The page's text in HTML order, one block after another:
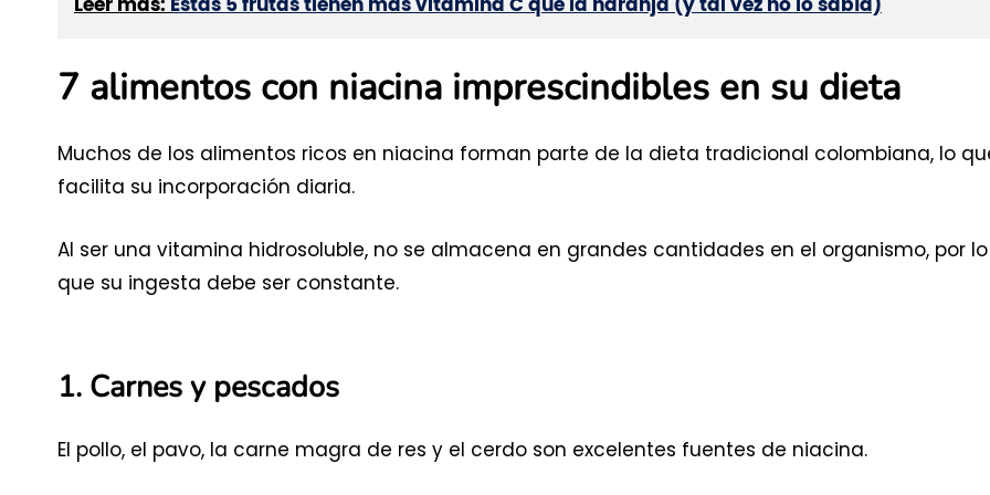
Leer más: Estas 5 frutas tienen más vitamina C que la naranja (y tal vez no lo sabía)
7 alimentos con niacina imprescindibles en su dieta
Muchos de los alimentos ricos en niacina forman parte de la dieta tradicional colombiana, lo
facilita su incorporación diaria.
Al ser una vitamina hidrosoluble, no se almacena en grandes cantidades en el organismo, por lo
que su ingesta debe ser constante.
1. Carnes y pescados
El pollo, el pavo, la carne magra de res y el cerdo son excelentes fuentes de niacina.